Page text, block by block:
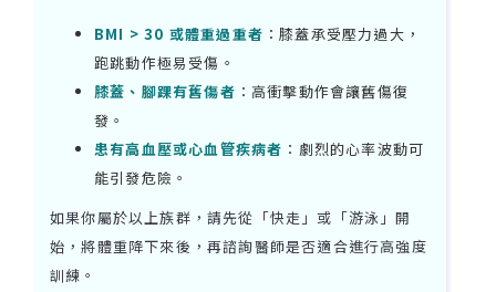
BMI > 30 或體重過重者 ：膝蓋承受壓力過大，
跑跳動作極易受傷。
膝蓋、腳踝有舊傷者 ：高衝擊動作會讓舊傷復
發。
患有高血壓或心血管疾病者 ：劇烈的心率波動可
能引發危險。
如果你屬於以上族群，請先從「快走」或「游泳」開
始，將體重降下來後，再諮詢醫師是否適合進行高強度
訓練。